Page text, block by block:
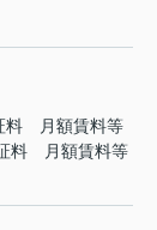
料 月額賃料等
料 月額賃料等